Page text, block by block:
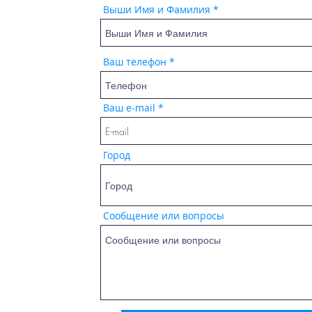
Выши Имя и Фамилия
Ваш телефон
Ваш e-mail
Город
Сообщение или вопросы